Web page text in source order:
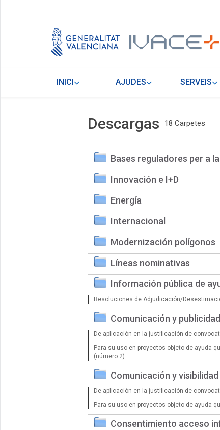
INICI AJUDES SERVEIS
Descargas 18 Carpetes
Bases reguladores per a
Innovación e I+D
Energía
Internacional
Modernización polígonos
Líneas nominativas
Información pública de
Resoluciones de Adjudicación/
Comunicación y
De aplicación en la justificación de
Para su uso en proyectos objeto de ayuda
(número 2)
Comunicación y
De aplicación en la justificación de
Para su uso en proyectos objeto de ayuda
Consentimiento acceso